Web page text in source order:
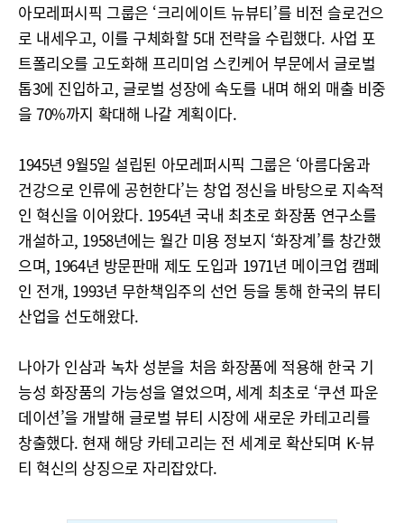
아모레퍼시픽 그룹은 ‘크리에이트 뉴뷰티’를 비전 슬로건으
로 내세우고, 이를 구체화할 5대 전략을 수립했다. 사업 포
트폴리오를 고도화해 프리미엄 스킨케어 부문에서 글로벌
톱3에 진입하고, 글로벌 성장에 속도를 내며 해외 매출 비중
을 70%까지 확대해 나갈 계획이다.
1945년 9월5일 설립된 아모레퍼시픽 그룹은 ‘아름다움과
건강으로 인류에 공헌한다’는 창업 정신을 바탕으로 지속적
인 혁신을 이어왔다. 1954년 국내 최초로 화장품 연구소를
개설하고, 1958년에는 월간 미용 정보지 ‘화장계’를 창간했
으며, 1964년 방문판매 제도 도입과 1971년 메이크업 캠페
인 전개, 1993년 무한책임주의 선언 등을 통해 한국의 뷰티
산업을 선도해왔다.
나아가 인삼과 녹차 성분을 처음 화장품에 적용해 한국 기
능성 화장품의 가능성을 열었으며, 세계 최초로 ‘쿠션 파운
데이션’을 개발해 글로벌 뷰티 시장에 새로운 카테고리를
창출했다. 현재 해당 카테고리는 전 세계로 확산되며 K-뷰
티 혁신의 상징으로 자리잡았다.